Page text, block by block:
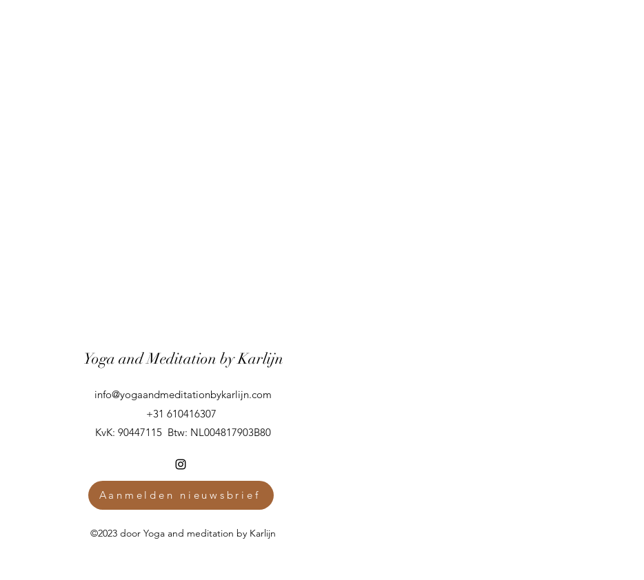
Yoga and Meditation by Karlijn
+31 610416307
info@yogaandmeditationbykarlijn.com
KvK: 90447115 Btw: NL004817903B80
Aanmelden nieuwsbrief
©2023 door Yoga and meditation by Karlijn